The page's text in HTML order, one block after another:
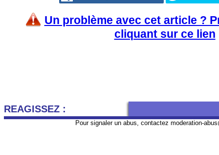
Un problème avec cet article ?
cliquant sur ce lien
REAGISSEZ :
Pour signaler un abus, contactez moderation-